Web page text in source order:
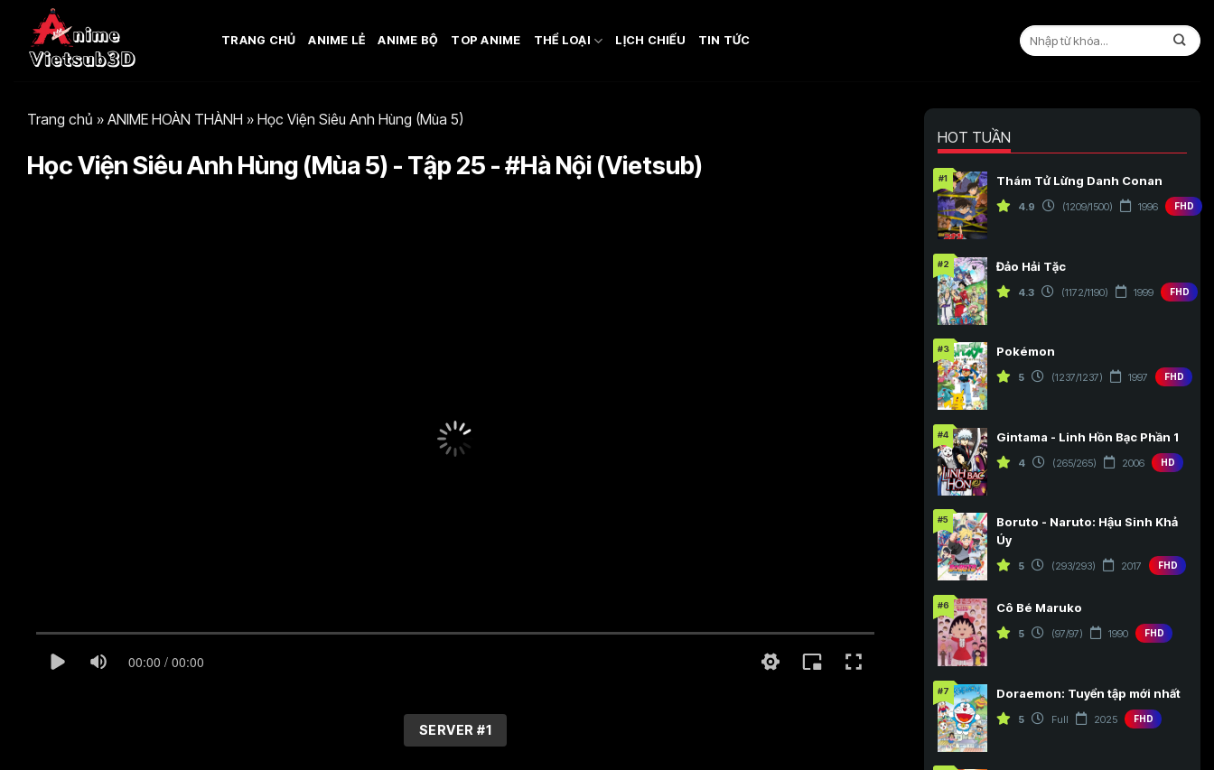
TRANG CHỦ ANIME LẺ ANIME BỘ TOP ANIME THỂ LOẠI LỊCH CHIẾU TIN TỨC
Trang chủ » ANIME HOÀN THÀNH » Học Viện Siêu Anh Hùng (Mùa 5)
Học Viện Siêu Anh Hùng (Mùa 5) - Tập 25 - #Hà Nội (Vietsub)
00:00 / 00:00
SERVER #1
HOT TUẦN
#1 Thám Tử Lừng Danh Conan
4.9 (1209/1500) 1996 FHD
#2 Đảo Hải Tặc
4.3 (1172/1190) 1999 FHD
#3 Pokémon
5 (1237/1237) 1997 FHD
#4 Gintama - Linh Hồn Bạc Phần 1
4 (265/265) 2006 HD
#5
Boruto - Naruto: Hậu Sinh Khả
Úy
5 (293/293) 2017 FHD
#6 Cô Bé Maruko
5 (97/97) 1990 FHD
#7 Doraemon: Tuyển tập mới nhất
5 Full 2025 FHD